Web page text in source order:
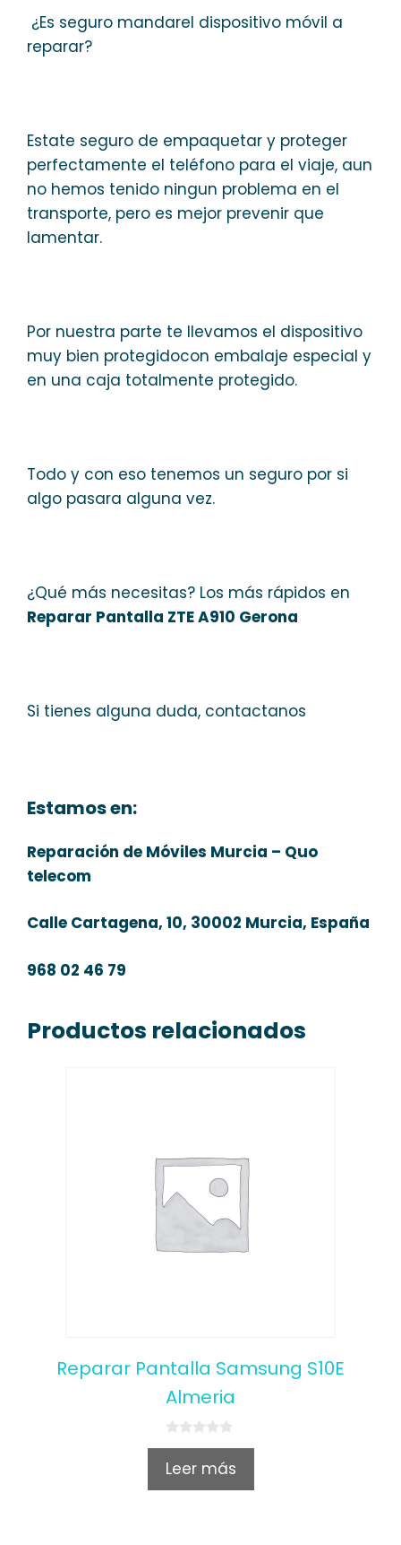
¿Es seguro mandarel dispositivo móvil a
reparar?
Estate seguro de empaquetar y proteger
perfectamente el teléfono para el viaje, aun
no hemos tenido ningun problema en el
transporte, pero es mejor prevenir que
lamentar.
Por nuestra parte te llevamos el dispositivo
muy bien protegidocon embalaje especial y
en una caja totalmente protegido.
Todo y con eso tenemos un seguro por si
algo pasara alguna vez.
¿Qué más necesitas? Los más rápidos en
Reparar Pantalla ZTE A910 Gerona
Si tienes alguna duda, contactanos
Estamos en:
Reparación de Móviles Murcia – Quo
telecom
Calle Cartagena, 10, 30002 Murcia, España
968 02 46 79
Productos relacionados
Reparar Pantalla Samsung S10E
Almeria
0
u
Leer más